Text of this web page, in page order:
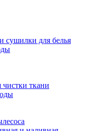
сушилки для белья
ткани